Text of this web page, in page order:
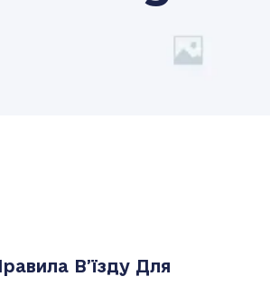
В’їзду Для